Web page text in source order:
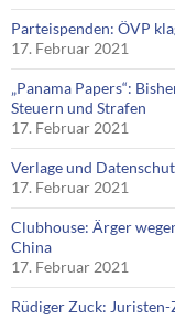
Parteispenden: ÖVP
17. Februar 2021
„Panama Papers“:
Steuern und Strafen
17. Februar 2021
Verlage und
17. Februar 2021
Clubhouse: Ärger
China
17. Februar 2021
Rüdiger Zuck: